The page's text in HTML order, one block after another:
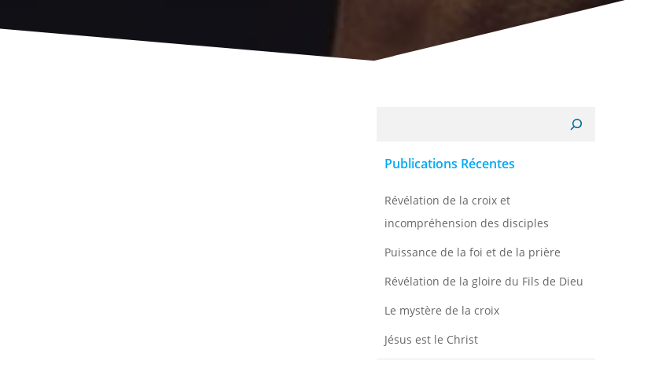
Publications Récentes
Révélation de la croix et
incompréhension des disciples
Puissance de la foi et de la prière
Révélation de la gloire du Fils de Dieu
Le mystère de la croix
Jésus est le Christ